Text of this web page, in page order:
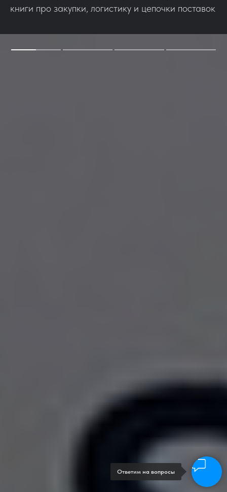
Ответим на вопросы
книги про закупки, логистику и цепочки поставок